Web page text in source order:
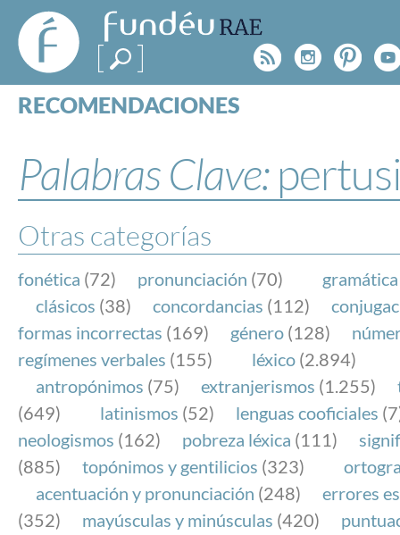
FundéuRAE
- Fundación
del Español
Urgente
Rss
RECOMENDACIONES
ESPECIALES
BLOG
NOTICIAS
SOBRE LA FUNDÉURAE
FundéuRAE es una fundación patrocinada por la
y la Real Academia Española, cuyo objetivo es
el buen uso del español en los medios de
Internet.
Palabras Clave:
Otras categorías
fonética (72) pronunciación (70) gramática
clásicos (38) concordancias (112)
formas incorrectas (169) género (128)
regímenes verbales (155) léxico (2.894)
antropónimos (75) extranjerismos (1.255)
(649)
latinismos (52) lenguas cooficiales
neologismos (162) pobreza léxica (111)
(885)
topónimos y gentilicios (323)
acentuación y pronunciación (248)
errores
(352)
mayúsculas y minúsculas (420)